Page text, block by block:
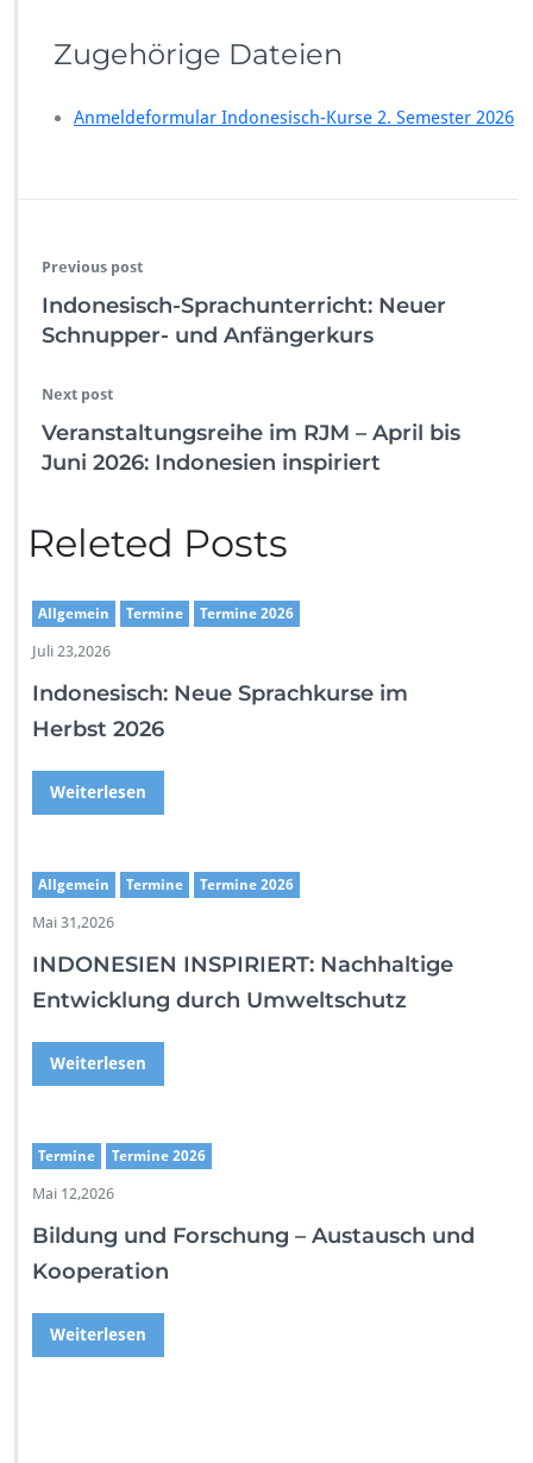
Zugehörige Dateien
Anmeldeformular Indonesisch-Kurse 2. Semester 2026
Previous post
Indonesisch-Sprachunterricht: Neuer
Schnupper- und Anfängerkurs
Next post
Veranstaltungsreihe im RJM – April bis
Juni 2026: Indonesien inspiriert
Releted Posts
Allgemein Termine Termine 2026
Juli 23,2026
Indonesisch: Neue Sprachkurse im
Herbst 2026
Weiterlesen
Allgemein Termine Termine 2026
Mai 31,2026
INDONESIEN INSPIRIERT: Nachhaltige
Entwicklung durch Umweltschutz
Weiterlesen
Termine Termine 2026
Mai 12,2026
Bildung und Forschung – Austausch und
Kooperation
Weiterlesen